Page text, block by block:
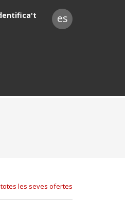
es
les seves ofertes